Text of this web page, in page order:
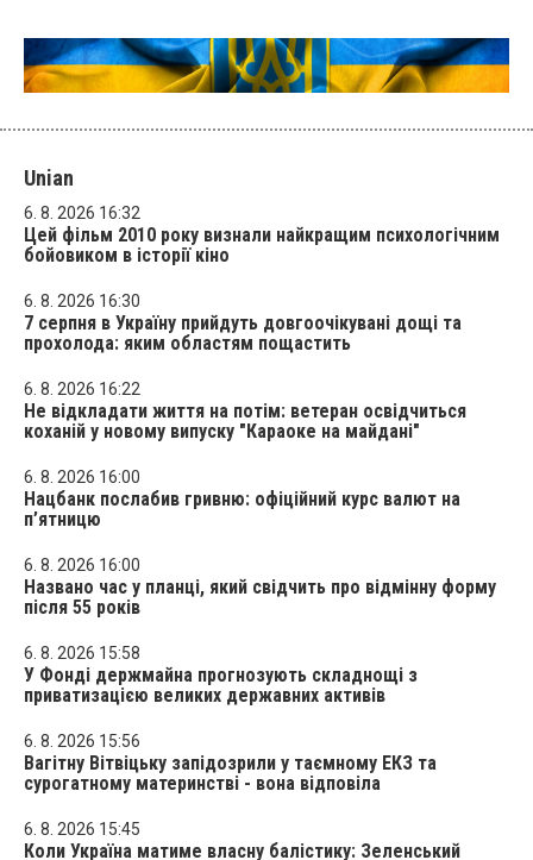
Unian
6. 8. 2026 16:32
Цей фільм 2010 року визнали найкращим психологічним
бойовиком в історії кіно
6. 8. 2026 16:30
7 серпня в Україну прийдуть довгоочікувані дощі та
прохолода: яким областям пощастить
6. 8. 2026 16:22
Не відкладати життя на потім: ветеран освідчиться
коханій у новому випуску "Караоке на майдані"
6. 8. 2026 16:00
Нацбанк послабив гривню: офіційний курс валют на
п’ятницю
6. 8. 2026 16:00
Названо час у планці, який свідчить про відмінну форму
після 55 років
6. 8. 2026 15:58
У Фонді держмайна прогнозують складнощі з
приватизацією великих державних активів
6. 8. 2026 15:56
Вагітну Вітвіцьку запідозрили у таємному ЕКЗ та
сурогатному материнстві - вона відповіла
6. 8. 2026 15:45
Коли Україна матиме власну балістику: Зеленський